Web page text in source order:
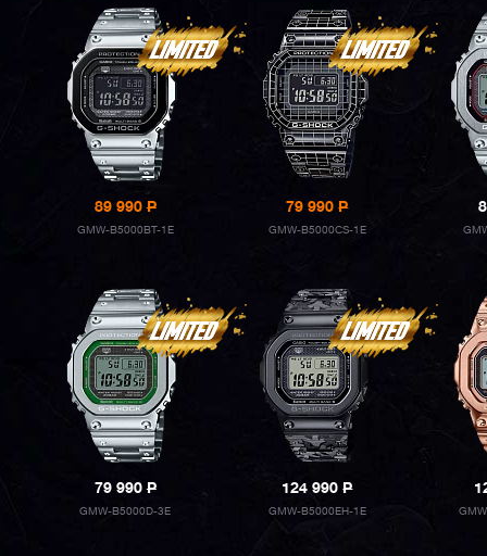
89 990P
GMW-B5000BT-1E
79 990P
GMW-B5000CS-1E
79 990P
GMW-B5000D-3E
124 990P
GMW-B5000EH-1E